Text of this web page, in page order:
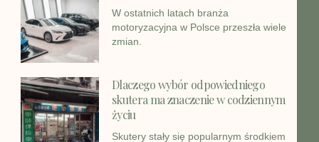
W ostatnich latach branża
motoryzacyjna w Polsce przeszła wiele
zmian.
Dlaczego wybór odpowiedniego
skutera ma znaczenie w codziennym
życiu
Skutery stały się popularnym środkiem